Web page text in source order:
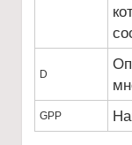
D
GPP